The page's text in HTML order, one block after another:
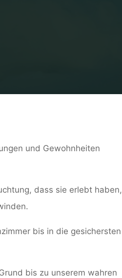
und Gewohnheiten
dass sie erlebt haben,
bis in die gesichersten
bis zu unserem wahren